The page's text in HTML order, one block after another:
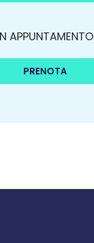
APPUNTAMENTO
PRENOTA